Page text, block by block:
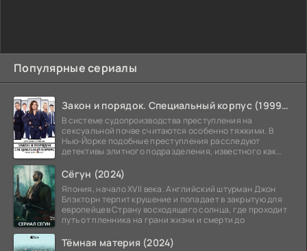
Популярные сериалы
Закон и порядок. Специальный корпус (1999-2026)
В системе судопроизводства преступления на
сексуальной почве считаются особенно тяжкими. В
Нью-Йорке подобные преступления расследуют
детективы элитного подразделения, известного как
Сёгун (2024)
Япония, начало XVII века. Английский штурман Джон
Блэкторн терпит крушение и попадает в закрытую для
европейцев Страну восходящего солнца, где проходит
путь от пленника на грани жизни и смерти до
Тёмная материя (2024)